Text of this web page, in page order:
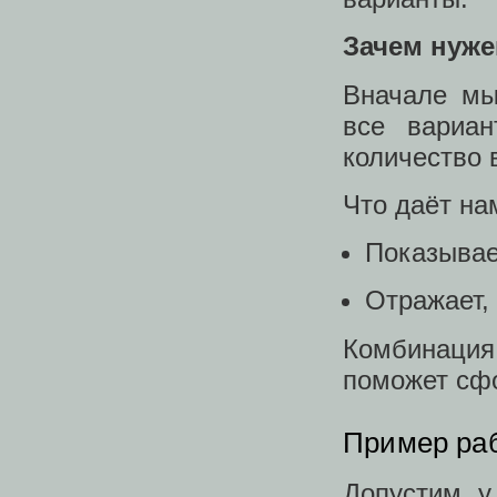
Зачем
Вначале
все
количество
Что даёт
поможет
Пример